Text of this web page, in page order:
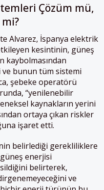
Çözüm mü,
Alvarez, İspanya elektrik
kesintinin, güneş
kaybolmasından
ve bunun tüm sistemi
şebeke operatörü
“yenilenebilir
kaynakların yerini
ortaya çıkan riskler
işaret etti.
belirlediği gerekliliklere
enerjisi
belirterek,
ve